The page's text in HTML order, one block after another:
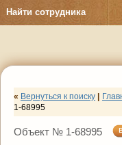
Найти сотрудника
« Вернуться к поиску
1-68995
Объект № 1-68995